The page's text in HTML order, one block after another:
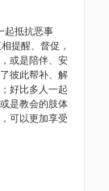
起抵抗恶事
提醒、督促，
或是陪伴、安
彼此帮补、解
好比多人一起
是教会的肢体
可以更加享受